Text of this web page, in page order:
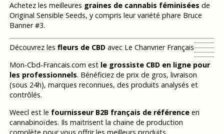
Achetez les meilleures graines de cannabis féminisées de
Original Sensible Seeds, y compris leur variété phare Bruce
Banner #3.
Découvrez les fleurs de CBDavec Le Chanvrier Français
Mon-Cbd-Francais.com est le grossiste CBD en ligne pour
les professionnels. Bénéficiez de prix de gros, livraison
(sous 24h), marques reconnues, des produits analysés et
contrôlés.
Weecl est le fournisseur B2B français de référenceen
cannabinoïdes. Ils maitrisent la chaine de production